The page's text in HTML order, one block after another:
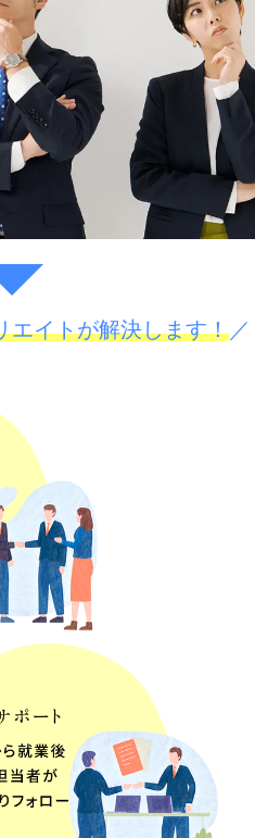
エイトが解決します！／